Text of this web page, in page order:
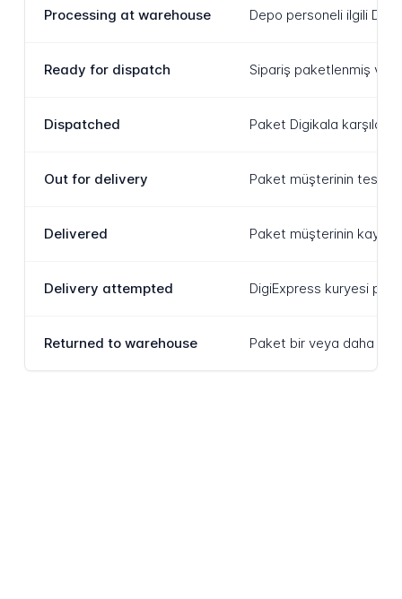
Processing at warehouse Depo personeli ilgili
Ready for dispatch Sipariş paketlenmiş ve
Dispatched Paket Digikala
Out for delivery Paket müşterinin
Delivered Paket müşterinin
Delivery attempted DigiExpress kuryesi
Returned to warehouse Paket bir veya daha